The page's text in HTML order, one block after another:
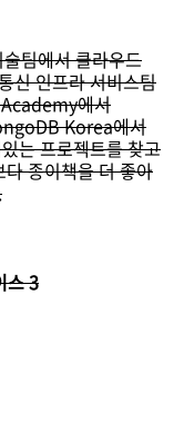
팀에서 클라우드
신 인프라 서비스팀
에서
Korea에서
는 프로젝트를 찾고
종이책을 더 좋아
스 3